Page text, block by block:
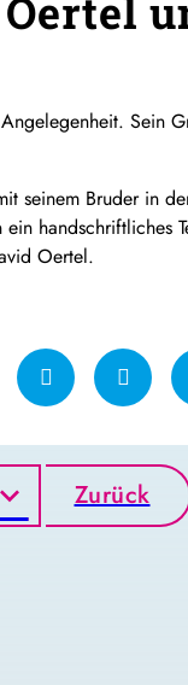
Sein
seinem Bruder in
handschriftliches
Oertel.
Zurück